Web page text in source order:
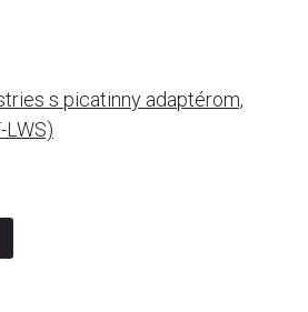
s picatinny adaptérom,
LWS)